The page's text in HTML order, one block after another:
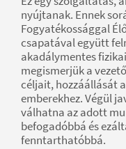
nyújtanak. Ennek
Fogyatékossággal
csapatával együtt
akadálymentes
megismerjük a
céljait, hozzáállását
emberekhez. Végül
válhatna az adott
befogadóbbá és
fenntarthatóbbá.